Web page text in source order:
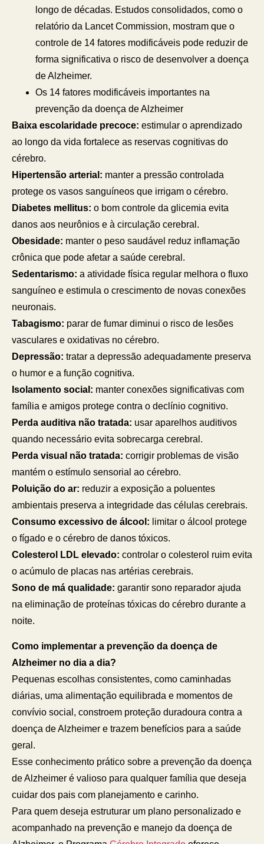
longo de décadas. Estudos consolidados, como o
relatório da Lancet Commission, mostram que o
controle de 14 fatores modificáveis pode reduzir de
forma significativa o risco de desenvolver a doença
de Alzheimer.
Os 14 fatores modificáveis importantes na
prevenção da doença de Alzheimer
Baixa escolaridade precoce: estimular o aprendizado
ao longo da vida fortalece as reservas cognitivas do
cérebro.
Hipertensão arterial: manter a pressão controlada
protege os vasos sanguíneos que irrigam o cérebro.
Diabetes mellitus: o bom controle da glicemia evita
danos aos neurônios e à circulação cerebral.
Obesidade: manter o peso saudável reduz inflamação
crônica que pode afetar a saúde cerebral.
Sedentarismo: a atividade física regular melhora o fluxo
sanguíneo e estimula o crescimento de novas conexões
neuronais.
Tabagismo: parar de fumar diminui o risco de lesões
vasculares e oxidativas no cérebro.
Depressão: tratar a depressão adequadamente preserva
o humor e a função cognitiva.
Isolamento social: manter conexões significativas com
família e amigos protege contra o declínio cognitivo.
Perda auditiva não tratada: usar aparelhos auditivos
quando necessário evita sobrecarga cerebral.
Perda visual não tratada: corrigir problemas de visão
mantém o estímulo sensorial ao cérebro.
Poluição do ar: reduzir a exposição a poluentes
ambientais preserva a integridade das células cerebrais.
Consumo excessivo de álcool: limitar o álcool protege
o fígado e o cérebro de danos tóxicos.
Colesterol LDL elevado: controlar o colesterol ruim evita
o acúmulo de placas nas artérias cerebrais.
Sono de má qualidade: garantir sono reparador ajuda
na eliminação de proteínas tóxicas do cérebro durante a
noite.
Como implementar a prevenção da doença de
Alzheimer no dia a dia?
Pequenas escolhas consistentes, como caminhadas
diárias, uma alimentação equilibrada e momentos de
convívio social, constroem proteção duradoura contra a
doença de Alzheimer e trazem benefícios para a saúde
geral.
Esse conhecimento prático sobre a prevenção da doença
de Alzheimer é valioso para qualquer família que deseja
cuidar dos pais com planejamento e carinho.
Para quem deseja estruturar um plano personalizado e
acompanhado na prevenção e manejo da doença de